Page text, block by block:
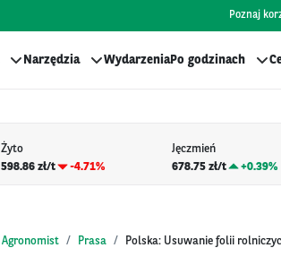
Poznaj
Narzędzia WydarzeniaPo godzinach
Żyto
598.86 zł/t
-4.71%
Jęczmień
678.75 zł/t
+0.39%
Agronomist Prasa Polska: Usuwanie folii